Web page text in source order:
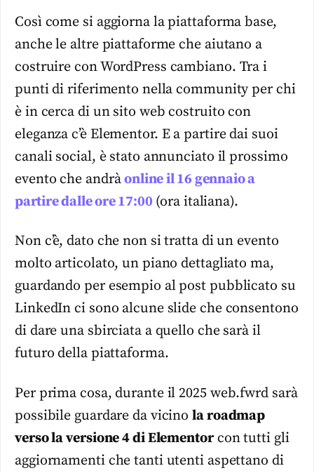
Così come si aggiorna la piattaforma base,
anche le altre piattaforme che aiutano a
costruire con WordPress cambiano. Tra i
punti di riferimento nella community per chi
è in cerca di un sito web costruito con
eleganza c’è Elementor. E a partire dai suoi
canali social, è stato annunciato il prossimo
evento che andràonline il 16 gennaio a
partire dalle ore 17:00 (ora italiana).
Non c’è, dato che non si tratta di un evento
molto articolato, un piano dettagliato ma,
guardando per esempio al post pubblicato su
LinkedIn ci sono alcune slide che consentono
di dare una sbirciata a quello che sarà il
futuro della piattaforma.
Per prima cosa, durante il 2025 web.fwrd sarà
possibile guardare da vicinola roadmap
verso la versione 4 di Elementorcon tutti gli
aggiornamenti che tanti utenti aspettano di